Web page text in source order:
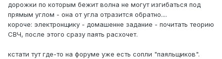
дорожки по которым бежит волна не могут изгибаться под
прямым углом - она от угла отразится обратно....
короче: электронщику - домашенне задание - почитать теорию
СВЧ, после этого сразу паять расхочет.
кстати тут где-то на форуме уже есть сопли "паяльщиков".